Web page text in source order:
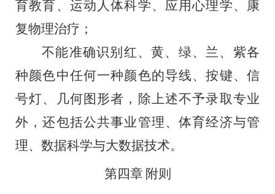
育教育、运动人体科学、应用心理学、康
复物理治疗；
不能准确识别红、黄、绿、兰、紫各
种颜色中任何一种颜色的导线、按键、信
号灯、几何图形者，除上述不予录取专业
外，还包括公共事业管理、体育经济与管
理、数据科学与大数据技术。
第四章 附则